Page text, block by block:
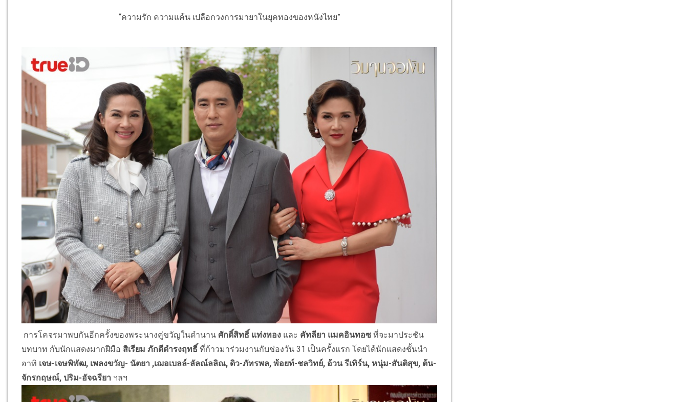
“ความรัก ความแค้น เปลือกวงการมายาในยุคทองของหนังไทย”
การโคจรมาพบกันอีกครั้งของพระนางคู่ขวัญในตำนาน ศักดิ์สิทธิ์ แท่งทอง และ คัทลียา แมคอินทอซ ที่จะมาประชัน
บทบาท กับนักแสดงมากฝีมือ สิเรียม ภักดีดำรงฤทธิ์ ที่ก้าวมาร่วมงานกับช่องวัน 31 เป็นครั้งแรก โดยได้นักแสดงชั้นนำ
อาทิ เจษ-เจษพิพัฒ, เพลงขวัญ- นัตยา ,เฌอเบลล์-ลัลณ์ลลิณ, ดิว-ภัทรพล, พ้อยท์-ชลวิทย์, อ้วน รีเทิร์น, หนุ่ม-สันติสุข, ต้น-
จักรกฤษณ์, ปริม-อัจฉรียา ฯลฯ